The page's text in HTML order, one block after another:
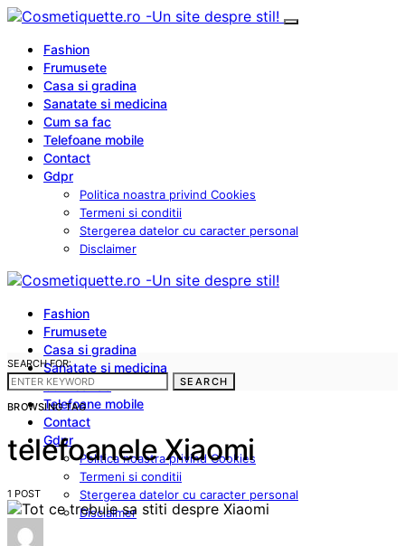
Fashion
Frumusete
Casa si gradina
Sanatate si medicina
Cum sa fac
Telefoane mobile
Contact
Gdpr
Politica noastra privind Cookies
Termeni si conditii
Stergerea datelor cu caracter personal
Disclaimer
Fashion
Frumusete
Casa si gradina
Sanatate si medicina
Cum sa fac
Telefoane mobile
Contact
Gdpr
Politica noastra privind Cookies
Termeni si conditii
Stergerea datelor cu caracter personal
Disclaimer
SEARCH FOR:
SEARCH
BROWSING TAG
telefoanele Xiaomi
1 POST